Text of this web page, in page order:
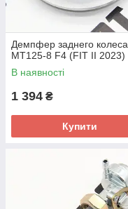
Демпфер заднего колеса
МТ125-8 F4 (FIT II 2023)
В наявності
1 394 ₴
Купити